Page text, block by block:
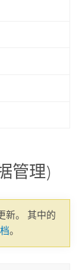
管理)
新。 其中的
。